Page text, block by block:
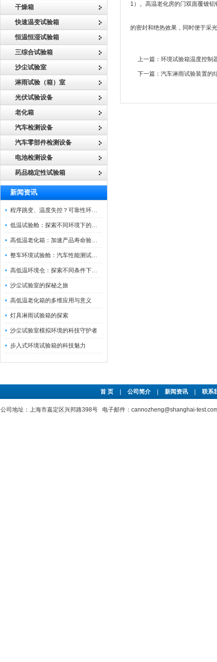
干燥箱
快速温变试验箱
恒温恒湿试验箱
三综合试验箱
沙尘试验室
淋雨试验（箱）室
光伏试验设备
老化箱
汽车检测设备
汽车零部件检测设备
电池检测设备
药品稳定性试验箱
新闻资讯
程序跳变、温度失控？可靠性环境试验箱控制系统故障处理
低温试验舱：探索不同环境下的科技边界
高低温老化箱：加速产品寿命验证的可靠伙伴
整车环境试验舱：汽车性能测试的设备
高低温环境仓：探索不同条件下的科学奥秘
沙尘试验室的探秘之旅
高低温老化箱的多维应用与意义
灯具淋雨试验箱的探索
沙尘试验室模拟环境的科技守护者
步入式环境试验箱的科技魅力
1）。高温老化房的门双面覆镀
的密封和绝热效果，同时便于采
上一篇： 环境试验箱温度控制
下一篇： 汽车淋雨试验装置的
首 页 公司简介 新闻资讯 联系
公司地址：上海市嘉定区兴邦路398号 电子邮件：cannozheng@shanghai-